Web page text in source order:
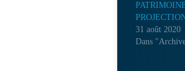
31 août 2020
Dans